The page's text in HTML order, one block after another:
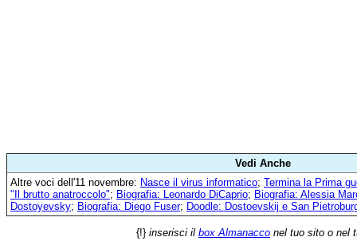
Vedi Anche
Altre voci dell'11 novembre: Nasce il virus informatico; Termina la Prima
"Il brutto anatroccolo"; Biografia: Leonardo DiCaprio; Biografia: Alessia
Dostoyevsky; Biografia: Diego Fuser; Doodle: Dostoevskij e San
{!} inserisci il box Almanacco nel tuo sito o nel